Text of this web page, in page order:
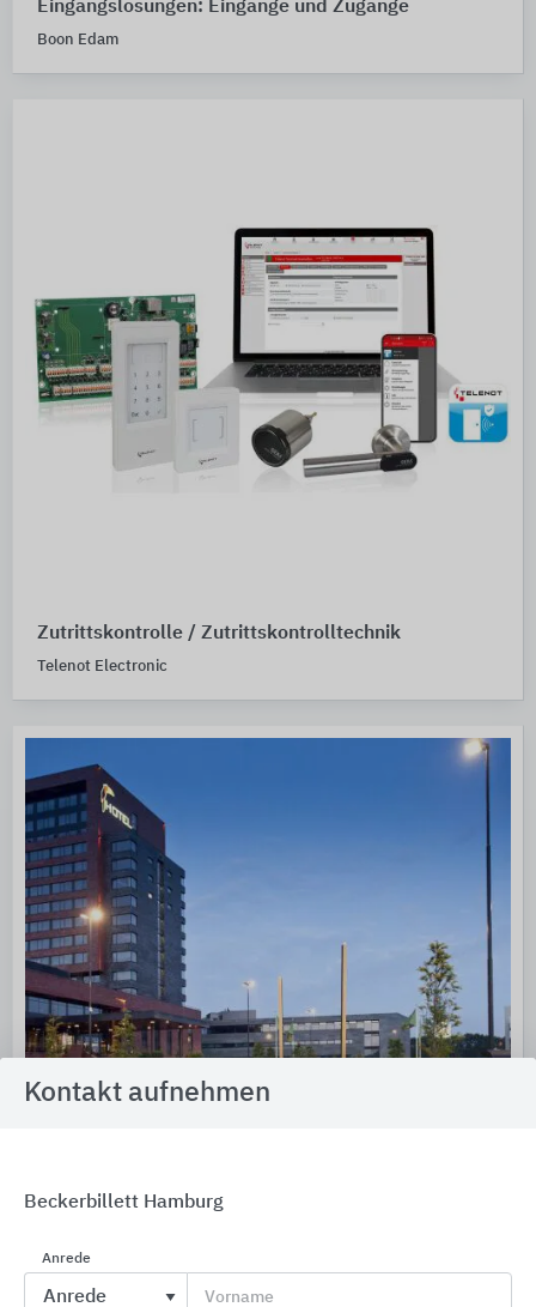
Eingangslösungen: Eingänge und Zugänge
Boon Edam
Zutrittskontrolle / Zutrittskontrolltechnik
Telenot Electronic
Zugangskontrolle mit Toren, Drehkreuzen und
Schranken
Kontakt aufnehmen
Beckerbillett Hamburg
Anrede
Vorname